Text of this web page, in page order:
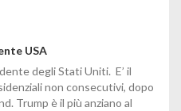
USA
degli Stati Uniti. E’ il
non consecutivi, dopo
Trump è il più anziano al